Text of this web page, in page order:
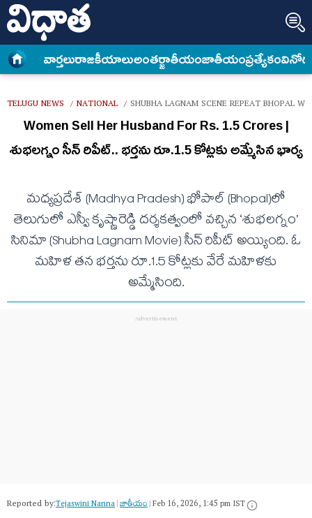
వార్త‌లురాజకీయాలుఅంత‌ర్జాతీయంజాతీయంప్రత్యేకం
TELUGU NEWS / NATIONAL / SHUBHA LAGNAM SCENE REPEAT BHOPAL
Women Sell Her Husband For Rs. 1.5 Crores |
శుభలగ్నం సీన్ రిపీట్.. భర్తను రూ.1.5 కోట్లకు అమ్మేసిన భార్య
మ‌ధ్యప్ర‌దేశ్‌ (Madhya Pradesh) భోపాల్‌ (Bhopal)లో
తెలుగులో ఎస్వీ కృష్ణారెడ్డి దర్శకత్వంలో వ‌చ్చిన ‘శుభలగ్నం’
సినిమా (Shubha Lagnam Movie) సీన్ రిపీట్ అయ్యింది. ఓ
మ‌హిళ త‌న భ‌ర్త‌ను రూ.1.5 కోట్ల‌కు వేరే మ‌హిళ‌కు
అమ్మేసింది.
Reported by:Tejaswini Nanna|జాతీయం|Feb 16, 2026, 1:45 pm IST